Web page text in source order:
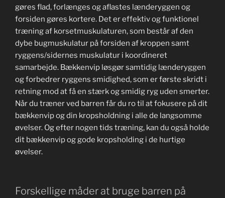
gøres flad, forlænges og aflastes lænderyggen og
forsiden gøres kortere. Det er effektiv og funktionel
træning af korsetmuskulaturen, som består af den
dybe bugmuskulatur på forsiden af kroppen samt
ryggens/sidernes muskulatur i koordineret
samarbejde. Bækkenvip løsgør samtidig lænderyggen
og forbedrer ryggens smidighed, som er første skridt i
retning mod at få en stærk og smidig ryg uden smerter.
Når du træner ved barren får du ro til at fokusere på dit
bækkenvip og din kropsholdning i alle de langsomme
øvelser. Og efter nogen tids træning, kan du også holde
dit bækkenvip og gode kropsholding i de hurtige
øvelser.
Forskellige måder at bruge barren på